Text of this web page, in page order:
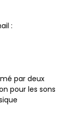
:
par deux
pour les sons